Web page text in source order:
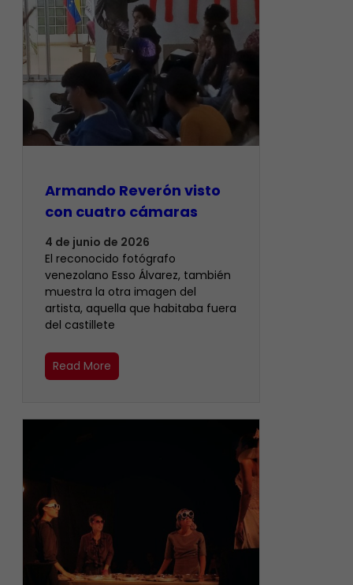
Armando Reverón visto
con cuatro cámaras
4 de junio de 2026
‎El reconocido fotógrafo
venezolano Esso Álvarez, también
muestra la otra imagen del
artista, aquella que habitaba fuera
del castillete ‎
Read More